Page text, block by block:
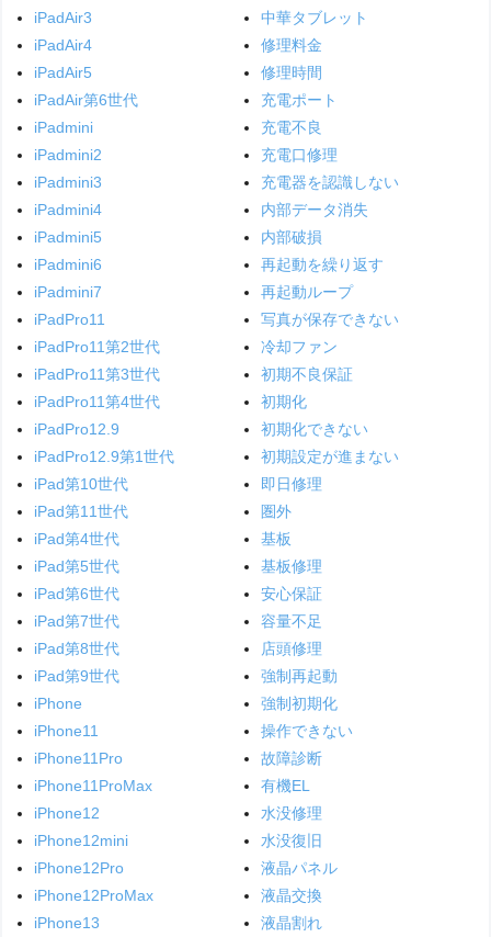
iPadAir3
iPadAir4
iPadAir5
iPadAir第6世代
iPadmini
iPadmini2
iPadmini3
iPadmini4
iPadmini5
iPadmini6
iPadmini7
iPadPro11
iPadPro11第2世代
iPadPro11第3世代
iPadPro11第4世代
iPadPro12.9
iPadPro12.9第1世代
iPad第10世代
iPad第11世代
iPad第4世代
iPad第5世代
iPad第6世代
iPad第7世代
iPad第8世代
iPad第9世代
iPhone
iPhone11
iPhone11Pro
iPhone11ProMax
iPhone12
iPhone12mini
iPhone12Pro
iPhone12ProMax
iPhone13
中華タブレット
修理料金
修理時間
充電ポート
充電不良
充電口修理
充電器を認識しない
内部データ消失
内部破損
再起動を繰り返す
再起動ループ
写真が保存できない
冷却ファン
初期不良保証
初期化
初期化できない
初期設定が進まない
即日修理
圏外
基板
基板修理
安心保証
容量不足
店頭修理
強制再起動
強制初期化
操作できない
故障診断
有機EL
水没修理
水没復旧
液晶パネル
液晶交換
液晶割れ